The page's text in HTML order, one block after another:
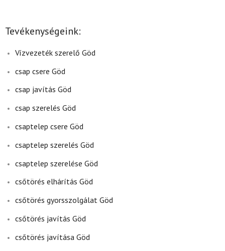
Tevékenységeink:
Vízvezeték szerelő Göd
csap csere Göd
csap javítás Göd
csap szerelés Göd
csaptelep csere Göd
csaptelep szerelés Göd
csaptelep szerelése Göd
csőtörés elhárítás Göd
csőtörés gyorsszolgálat Göd
csőtörés javítás Göd
csőtörés javítása Göd